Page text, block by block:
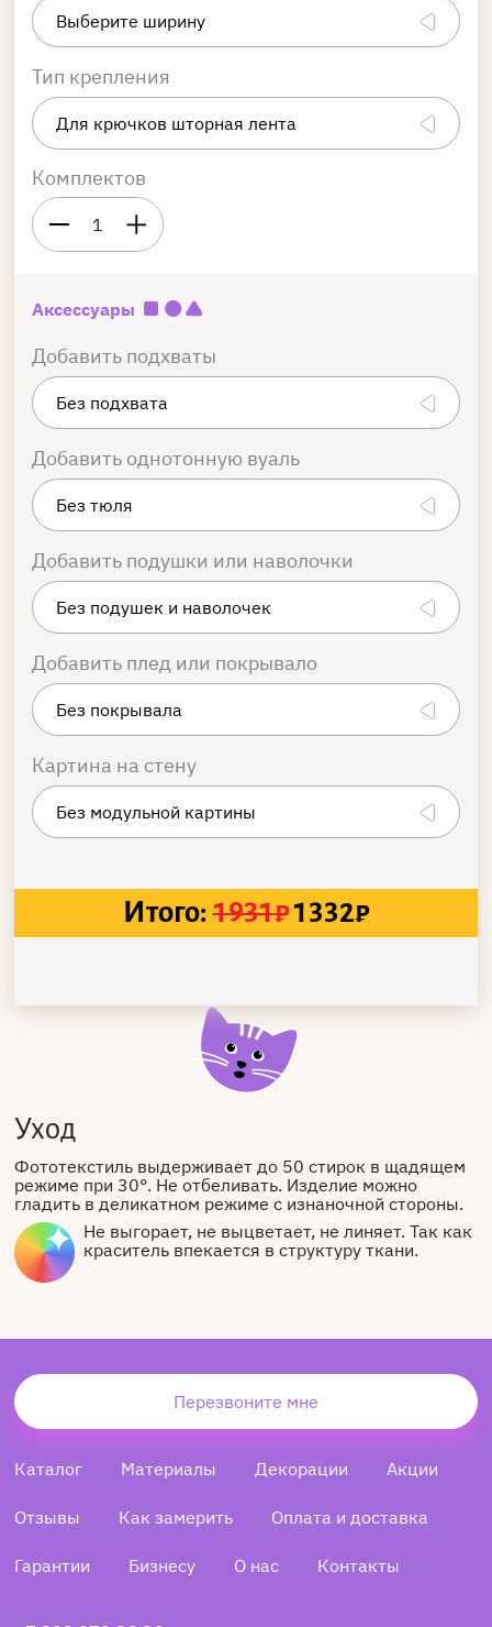
Тип крепления
Комплектов
1
Аксессуары
Добавить подхваты
Добавить однотонную вуаль
Добавить подушки или наволочки
Добавить плед или покрывало
Картина на стену
Итого: 1931₽1332₽
Уход
Фототекстиль выдерживает до 50 стирок в щадящем
режиме при 30°. Не отбеливать. Изделие можно
гладить в деликатном режиме с изнаночной стороны.
Не выгорает, не выцветает, не линяет. Так как
краситель впекается в структуру ткани.
Перезвоните мне
Каталог Материалы Декорации Акции
Отзывы Как замерить Оплата и доставка
Гарантии Бизнесу О нас Контакты